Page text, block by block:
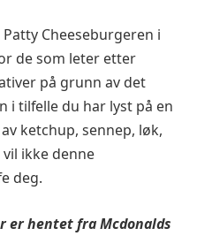
Cheeseburgeren i
de som leter etter
på grunn av det
i tilfelle du har lyst på en
ketchup, sennep, løk,
ikke denne
deg.
er hentet fra Mcdonalds